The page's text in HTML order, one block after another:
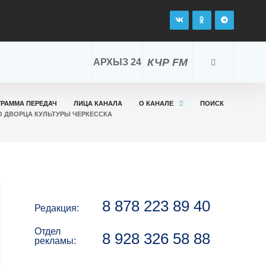
КЧР FM
АРХЫЗ 24
ПЕРЕДАЧ ЛИЦА КАНАЛА О КАНАЛЕ
ПОИСК
КУЛЬТУРЫ ЧЕРКЕССКА
Редакция: 8 878 223 89 40
Отдел
рекламы:
8 928 326 58 88